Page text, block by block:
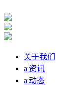
关于我们
ai资讯
ai动态